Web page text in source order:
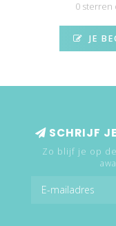
0 sterren
JE
SCHRIJF
Zo blijf je op